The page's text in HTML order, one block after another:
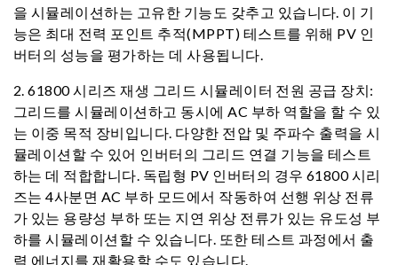
을 시뮬레이션하는 고유한 기능도 갖추고 있습니다. 이 기
능은 최대 전력 포인트 추적(MPPT) 테스트를 위해 PV 인
버터의 성능을 평가하는 데 사용됩니다.
2. 61800 시리즈 재생 그리드 시뮬레이터 전원 공급 장치:
그리드를 시뮬레이션하고 동시에 AC 부하 역할을 할 수 있
는 이중 목적 장비입니다. 다양한 전압 및 주파수 출력을 시
뮬레이션할 수 있어 인버터의 그리드 연결 기능을 테스트
하는 데 적합합니다. 독립형 PV 인버터의 경우 61800 시리
즈는 4사분면 AC 부하 모드에서 작동하여 선행 위상 전류
가 있는 용량성 부하 또는 지연 위상 전류가 있는 유도성 부
하를 시뮬레이션할 수 있습니다. 또한 테스트 과정에서 출
력 에너지를 재활용할 수도 있습니다.